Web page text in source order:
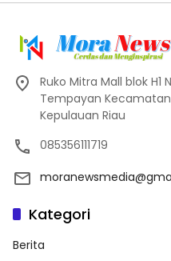
Ruko Mitra Mall blok H1
Tempayan
Kepulauan Riau
085356111719
Kategori
Berita